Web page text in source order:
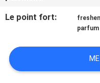
NOUVELLES
UNE
CITATION
Le point fort:
parfum